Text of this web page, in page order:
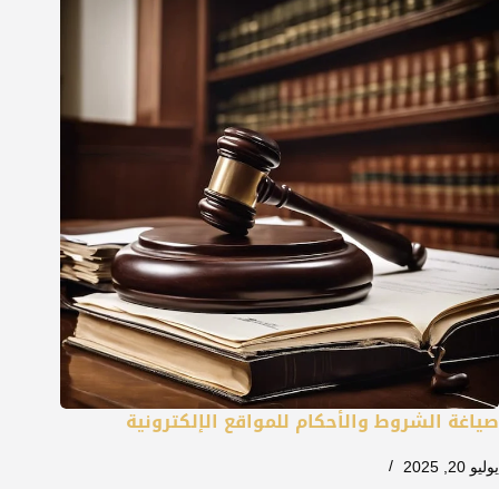
صياغة الشروط والأحكام للمواقع الإلكترونية
يوليو 20, 2025